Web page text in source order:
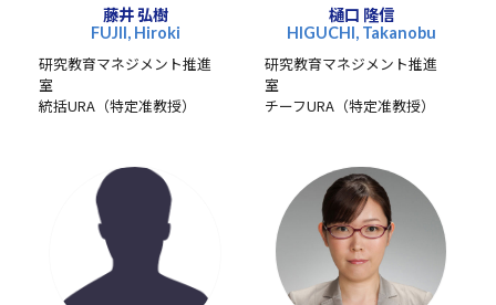
藤井 弘樹
FUJII, Hiroki
研究教育マネジメント推進
室
統括URA（特定准教授）
樋口 隆信
HIGUCHI, Takanobu
研究教育マネジメント推進
室
チーフURA（特定准教授）